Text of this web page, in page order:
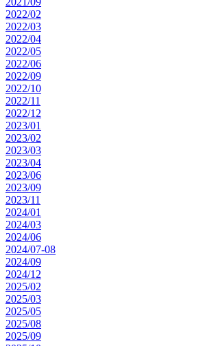
2022/02
2022/03
2022/04
2022/05
2022/06
2022/09
2022/10
2022/11
2022/12
2023/01
2023/02
2023/03
2023/04
2023/06
2023/09
2023/11
2024/01
2024/03
2024/06
2024/07-08
2024/09
2024/12
2025/02
2025/03
2025/05
2025/08
2025/09